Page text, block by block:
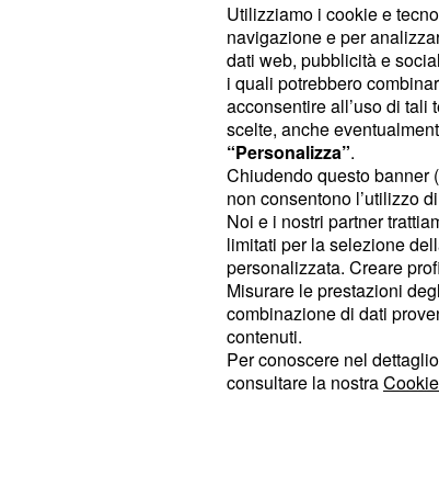
Ha fatto notare di essere
lavoro ma i numerosi
pagare corrispondente
privata. Il protagonista della
sottolineato che è arrivato il
periodo di pausa in quanto
lavoro.
Antonietta
importante nella
Utilizziamo i cookie e
navigazione e per
dati web, pubblicità e
i quali potrebbero
acconsentire all’uso di
scelte, anche
“Personalizza”.
Chiudendo questo banner
non consentono l’utilizzo
Noi e i nostri partner
limitati per la selezione
personalizzata. Creare
Misurare le prestazioni
combinazione di dati
contenuti.
Per conoscere nel
consultare la nostra